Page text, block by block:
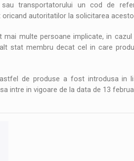
transportatorului un cod de
autoritatilor la solicitarea
multe persoane implicate, in cazul
stat membru decat cel in care
de produse a fost introdusa in
intre in vigoare de la data de 13